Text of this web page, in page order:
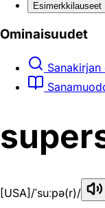
Esimerkkilauseet
Ominaisuudet
Sanakirjan
[USA] /ˈsuːpə(r)/